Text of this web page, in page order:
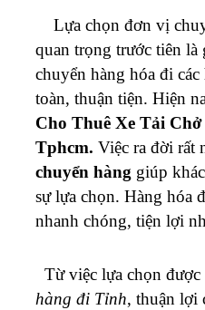
Lựa chọn đơn vị
quan trọng trước tiên là
chuyển hàng hóa đi
toàn, thuận tiện. Hiện
Cho Thuê Xe Tải
Tphcm. Việc ra đời rất
chuyển hàng giúp
sự lựa chọn. Hàng hóa
nhanh chóng, tiện lợi
Từ việc lựa chọn
hàng đi Tỉnh, thuận lợi